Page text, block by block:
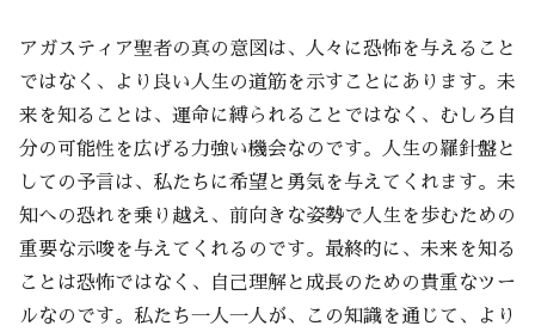
アガスティア聖者の真の意図は、人々に恐怖を与えること
ではなく、より良い人生の道筋を示すことにあります。未
来を知ることは、運命に縛られることではなく、むしろ自
分の可能性を広げる力強い機会なのです。人生の羅針盤と
しての予言は、私たちに希望と勇気を与えてくれます。未
知への恐れを乗り越え、前向きな姿勢で人生を歩むための
重要な示唆を与えてくれるのです。最終的に、未来を知る
ことは恐怖ではなく、自己理解と成長のための貴重なツー
ルなのです。私たち一人一人が、この知識を通じて、より